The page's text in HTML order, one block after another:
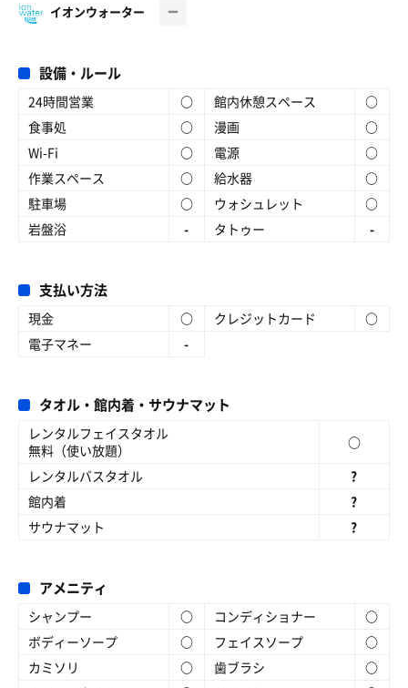
イオンウォーター
設備・ルール
24時間営業 ○ 館内休憩スペース
○
食事処
○ 漫画
○
Wi-Fi
○ 電源
○
作業スペース
○ 給水器
○
駐車場
○ ウォシュレット
○
岩盤浴
- タトゥー -
支払い方法
現金 ○ クレジットカード
○
電子マネー
-
タオル・館内着・サウナマット
レンタルフェイスタオル
無料（使い放題）
○
レンタルバスタオル
?
館内着
?
サウナマット
?
アメニティ
シャンプー ○ コンディショナー
○
ボディーソープ
○ フェイスソープ
○
カミソリ
○ 歯ブラシ
○